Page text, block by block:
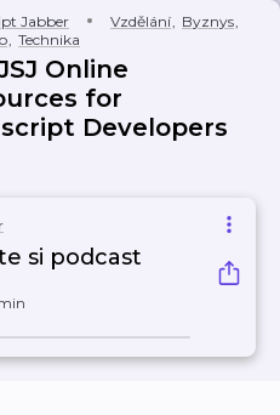
Jabber Vzdělání, Byznys,
, Technika
Online
for
Developers
si podcast